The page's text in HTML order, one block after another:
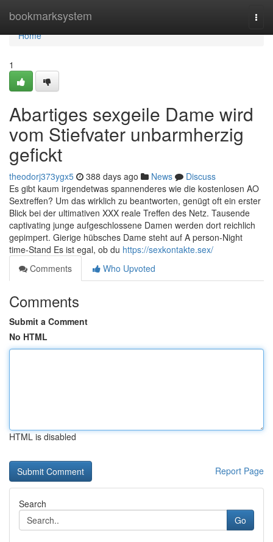
bookmarksystem
Home
Home
1
Abartiges sexgeile Dame wird
vom Stiefvater unbarmherzig
gefickt
theodorj373ygx5 388 days ago News
Discuss
Es gibt kaum irgendetwas spannenderes wie die kostenlosen AO
Sextreffen? Um das wirklich zu beantworten, genügt oft ein erster
Blick bei der ultimativen XXX reale Treffen des Netz. Tausende
captivating junge aufgeschlossene Damen werden dort reichlich
gepimpert. Gierige hübsches Dame steht auf A person-Night
time-Stand Es ist egal, ob du https://sexkontakte.sex/
Comments
Who Upvoted
Comments
Submit a Comment
No HTML
HTML is disabled
Report Page
Search
Go